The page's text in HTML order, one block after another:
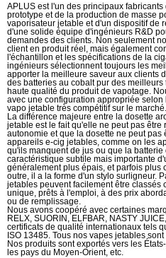
APLUS est l'un des principaux
prototype et de la production de masse
vaporisateur jetable et d'un dispositif de
d'une solide équipe d'ingénieurs R&D
demandes des clients. Non seulement
client en produit réel, mais également
l'échantillon et les spécifications de la
ingénieurs sélectionnent toujours les
apporter la meilleure saveur aux clients
des batteries au cobalt pur des
haute qualité du produit de vapotage.
avec une configuration appropriée
vapo jetable très compétitif sur le marché.
La différence majeure entre la dosette
jetable est le fait qu'elle ne peut pas
autonomie et que la dosette ne peut
appareils e-cig jetables, comme on les
qu'ils manquent de jus ou que la
caractéristique subtile mais importante
généralement plus épais, et parfois plus
outre, il a la forme d'un stylo surligneur.
jetables peuvent facilement être classés
unique, prêts à l'emploi, à des prix
ou de remplissage.
Nous avons coopéré avec certaines
RELX, SUORIN, ELFBAR, NASTY
certificats de qualité internationaux tels
ISO 13485. Tous nos vapes jetables
Nos produits sont exportés vers les
les pays du Moyen-Orient, etc.